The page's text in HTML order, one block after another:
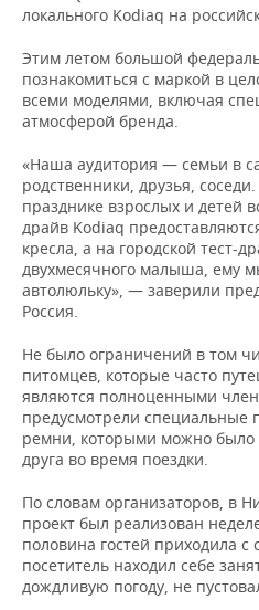
ФИГУРНОЕ КАТАНИЕ
ВОДНЫЕ ВИДЫ СПОРТА
ХОККЕЙ С МЯЧОМ
МЕДИЦИНА
ОБРАЗОВАНИЕ
ПРОИСШЕСТВИЯ
локального Kodiaq на
Этим летом большой
познакомиться с маркой в
всеми моделями, включая
атмосферой бренда.
«Наша аудитория — семьи в
родственники, друзья,
празднике взрослых и детей
драйв Kodiaq
кресла, а на городской тест-
двухмесячного малыша, ему
автолюльку», — заверили
Россия.
Не было ограничений в том
питомцев, которые часто
являются полноценными
предусмотрели специальные
ремни, которыми можно было
друга во время поездки.
По словам организаторов, в
проект был реализован
половина гостей приходила
посетитель находил себе
дождливую погоду, не